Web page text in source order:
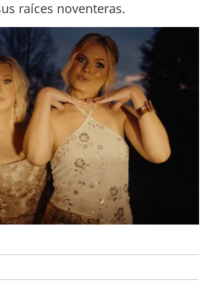
raíces noventeras.